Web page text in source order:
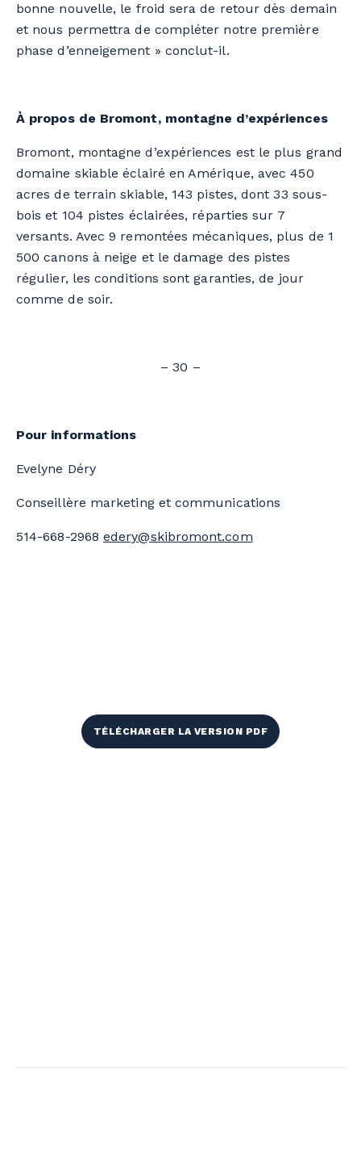
bonne nouvelle, le froid sera de retour dès demain
et nous permettra de compléter notre première
phase d’enneigement » conclut-il.
À propos de Bromont, montagne d’expériences
Bromont, montagne d’expériences est le plus grand
domaine skiable éclairé en Amérique, avec 450
acres de terrain skiable, 143 pistes, dont 33 sous-
bois et 104 pistes éclairées, réparties sur 7
versants. Avec 9 remontées mécaniques, plus de 1
500 canons à neige et le damage des pistes
régulier, les conditions sont garanties, de jour
comme de soir.
– 30 –
Pour informations
Evelyne Déry
Conseillère marketing et communications
514-668-2968edery@skibromont.com
TÉLÉCHARGER LA VERSION PDF